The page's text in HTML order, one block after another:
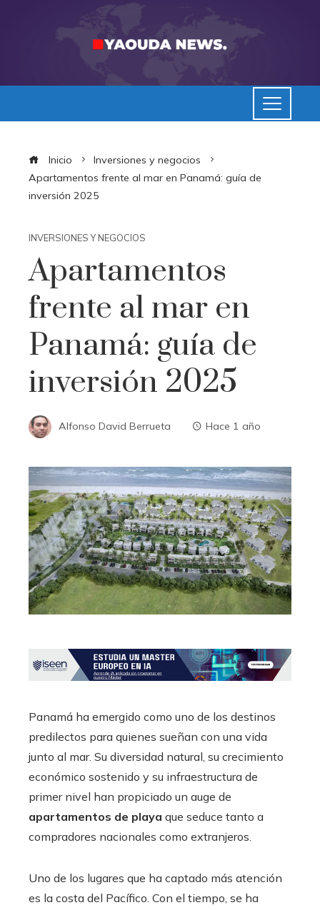
Inicio
Inversiones y negocios
Apartamentos frente al mar en Panamá: guía de
inversión 2025
INVERSIONES Y NEGOCIOS
Apartamentos
frente al mar en
Panamá: guía de
inversión 2025
Alfonso David Berrueta Hace 1 año
Panamá ha emergido como uno de los destinos
predilectos para quienes sueñan con una vida
junto al mar. Su diversidad natural, su crecimiento
económico sostenido y su infraestructura de
primer nivel han propiciado un auge de
apartamentos de playa que seduce tanto a
compradores nacionales como extranjeros.
Uno de los lugares que ha captado más atención
es la costa del Pacífico. Con el tiempo, se ha